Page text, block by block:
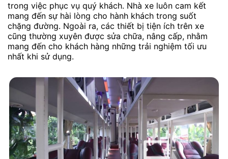
trong việc phục vụ quý khách. Nhà xe luôn cam kết
mang đến sự hài lòng cho hành khách trong suốt
chặng đường. Ngoài ra, các thiết bị tiện ích trên xe
cũng thường xuyên được sửa chữa, nâng cấp, nhằm
mang đến cho khách hàng những trải nghiệm tối ưu
nhất khi sử dụng.